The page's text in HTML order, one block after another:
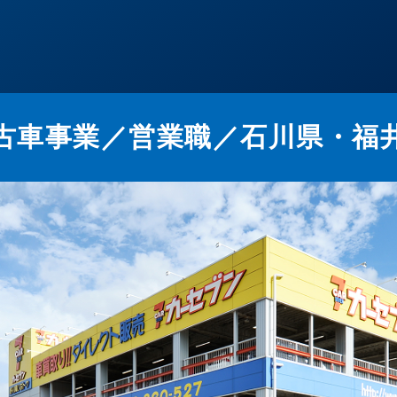
車事業／営業職／石川県・福